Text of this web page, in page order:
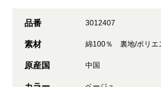
品番 3012407
素材 綿100％ 裏地/ポリエ
原産国 中国